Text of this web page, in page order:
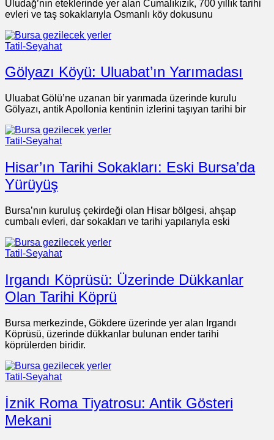
Uludağ’nın eteklerinde yer alan Cumalıkızık, 700 yıllık tarihi
evleri ve taş sokaklarıyla Osmanlı köy dokusunu
Tatil-Seyahat
Gölyazı Köyü: Uluabat’ın Yarımadası
Uluabat Gölü’ne uzanan bir yarımada üzerinde kurulu
Gölyazı, antik Apollonia kentinin izlerini taşıyan tarihi bir
Tatil-Seyahat
Hisar’ın Tarihi Sokakları: Eski Bursa’da
Yürüyüş
Bursa’nın kuruluş çekirdeği olan Hisar bölgesi, ahşap
cumbalı evleri, dar sokakları ve tarihi yapılarıyla eski
Tatil-Seyahat
Irgandı Köprüsü: Üzerinde Dükkanlar
Olan Tarihi Köprü
Bursa merkezinde, Gökdere üzerinde yer alan Irgandı
Köprüsü, üzerinde dükkanlar bulunan ender tarihi
köprülerden biridir.
Tatil-Seyahat
İznik Roma Tiyatrosu: Antik Gösteri
Mekani